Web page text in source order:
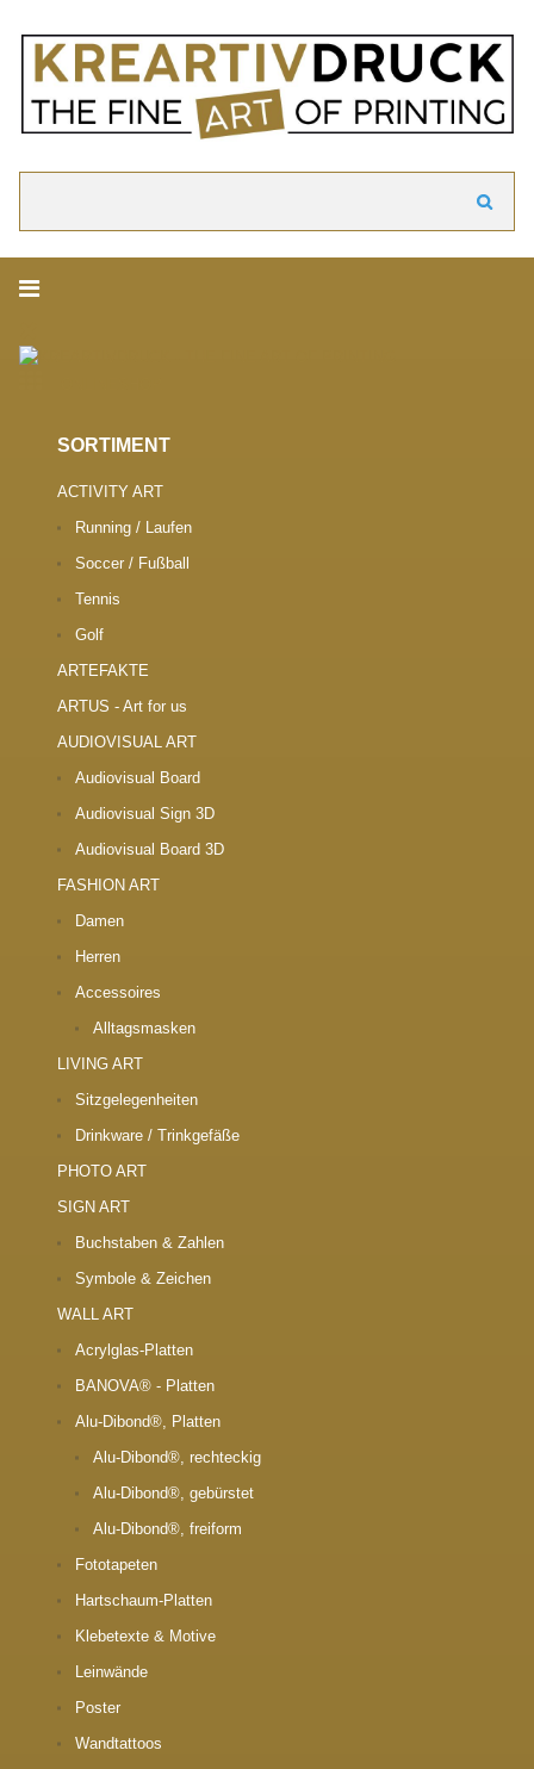
Cookie Hinweis
Um die Inhalte unserer Webseite optimal zu gestalten und fortlaufend zu
verwenden wir Cookies. Durch die weitere Nutzung der Webseite stimmen
Verwendung von Cookies zu. Weitere Informationen zu Cookies erhalten Sie
Datenschutzerklärung.
SORTIMENT
ACTIVITY ART
Running / Laufen
Soccer / Fußball
Tennis
Golf
ARTEFAKTE
ARTUS - Art for us
AUDIOVISUAL ART
Audiovisual Board
Audiovisual Sign 3D
Audiovisual Board 3D
FASHION ART
Damen
Herren
Accessoires
Alltagsmasken
LIVING ART
Sitzgelegenheiten
Drinkware / Trinkgefäße
PHOTO ART
SIGN ART
Buchstaben & Zahlen
Symbole & Zeichen
WALL ART
Acrylglas-Platten
BANOVA® - Platten
Alu-Dibond®, Platten
Alu-Dibond®, rechteckig
Alu-Dibond®, gebürstet
Alu-Dibond®, freiform
Fototapeten
Hartschaum-Platten
Klebetexte & Motive
Leinwände
Poster
Wandtattoos